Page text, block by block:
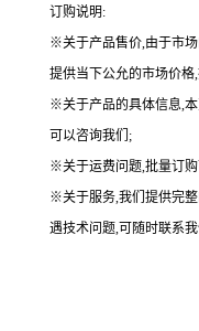
订购说明:
※关于产品售价,由于市
提供当下公允的市场价
※关于产品的具体信息,
可以咨询我们;
※关于运费问题,批量订
※关于服务,我们提供完
遇技术问题,可随时联系